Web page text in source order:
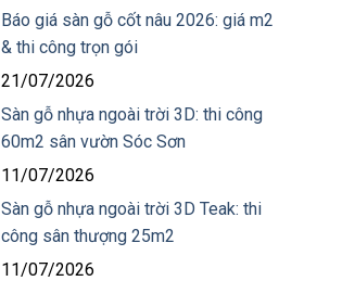
Báo giá sàn gỗ cốt nâu 2026: giá m2
& thi công trọn gói
21/07/2026
Sàn gỗ nhựa ngoài trời 3D: thi công
60m2 sân vườn Sóc Sơn
11/07/2026
Sàn gỗ nhựa ngoài trời 3D Teak: thi
công sân thượng 25m2
11/07/2026